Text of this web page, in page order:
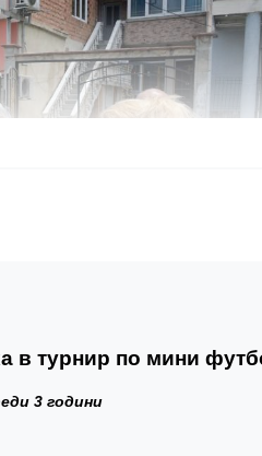
в турнир по мини
3 години